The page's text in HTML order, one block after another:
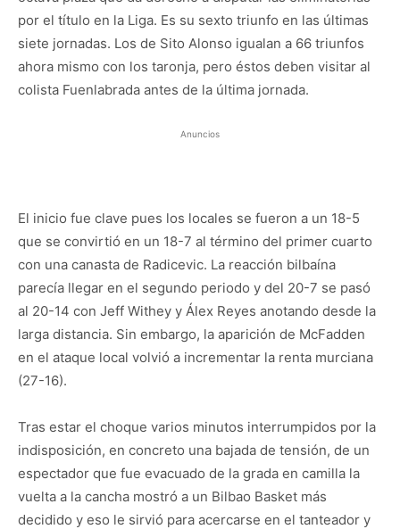
por el título en la Liga. Es su sexto triunfo en las últimas
siete jornadas. Los de Sito Alonso igualan a 66 triunfos
ahora mismo con los taronja, pero éstos deben visitar al
colista Fuenlabrada antes de la última jornada.
Anuncios
El inicio fue clave pues los locales se fueron a un 18-5
que se convirtió en un 18-7 al término del primer cuarto
con una canasta de Radicevic. La reacción bilbaína
parecía llegar en el segundo periodo y del 20-7 se pasó
al 20-14 con Jeff Withey y Álex Reyes anotando desde la
larga distancia. Sin embargo, la aparición de McFadden
en el ataque local volvió a incrementar la renta murciana
(27-16).
Tras estar el choque varios minutos interrumpidos por la
indisposición, en concreto una bajada de tensión, de un
espectador que fue evacuado de la grada en camilla la
vuelta a la cancha mostró a un Bilbao Basket más
decidido y eso le sirvió para acercarse en el tanteador y